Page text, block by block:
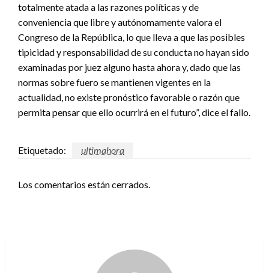
totalmente atada a las razones políticas y de
conveniencia que libre y autónomamente valora el
Congreso de la República, lo que lleva a que las posibles
tipicidad y responsabilidad de su conducta no hayan sido
examinadas por juez alguno hasta ahora y, dado que las
normas sobre fuero se mantienen vigentes en la
actualidad, no existe pronóstico favorable o razón que
permita pensar que ello ocurrirá en el futuro”, dice el fallo.
Etiquetado: ultimahora
Los comentarios están cerrados.